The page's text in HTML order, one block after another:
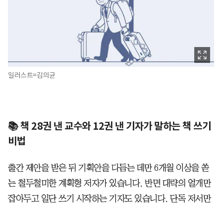
일러스트=김의균
📚책 28권 낸 교수와 12권 낸 기자가 말하는 책 쓰기
비법
출간 제안을 받은 뒤 기획안을 다듬는 데만 6개월 이상을 쏟
는 철두철미한 계획형 저자가 있습니다. 반면 대략의 얼개만
잡아두고 일단 쓰기 시작하는 기자도 있습니다. 단독 저서만